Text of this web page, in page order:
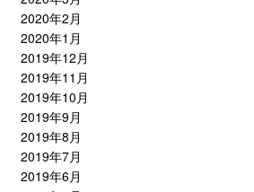
2020年2月
2020年1月
2019年12月
2019年11月
2019年10月
2019年9月
2019年8月
2019年7月
2019年6月